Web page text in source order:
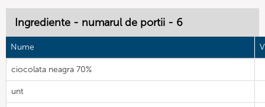
Ingrediente - numarul de portii - 6
Nume
ciocolata neagra 70%
unt